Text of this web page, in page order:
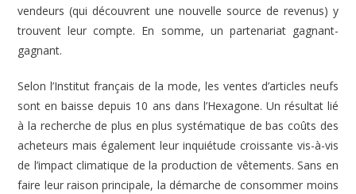
vendeurs (qui découvrent une nouvelle source de revenus) y
trouvent leur compte. En somme, un partenariat gagnant-
gagnant.
Selon l’Institut français de la mode, les ventes d’articles neufs
sont en baisse depuis 10 ans dans l’Hexagone. Un résultat lié
à la recherche de plus en plus systématique de bas coûts des
acheteurs mais également leur inquiétude croissante vis-à-vis
de l’impact climatique de la production de vêtements. Sans en
faire leur raison principale, la démarche de consommer moins